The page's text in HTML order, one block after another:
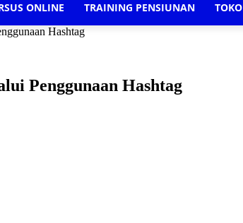
ONLINE TRAINING PENSIUNAN
Hashtag
Penggunaan Hashtag